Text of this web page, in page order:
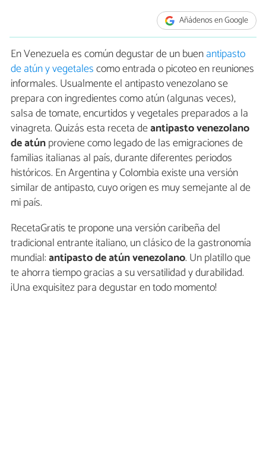
Añádenos en Google
En Venezuela es común degustar de un buenantipasto
de atún y vegetalescomo entrada o picoteo en reuniones
informales. Usualmente el antipasto venezolano se
prepara con ingredientes como atún (algunas veces),
salsa de tomate, encurtidos y vegetales preparados a la
vinagreta. Quizás esta receta deantipasto venezolano
de atúnproviene como legado de las emigraciones de
familias italianas al país, durante diferentes periodos
históricos. En Argentina y Colombia existe una versión
similar de antipasto, cuyo origen es muy semejante al de
mi país.
RecetaGratis te propone una versión caribeña del
tradicional entrante italiano, un clásico de la gastronomía
mundial:antipasto de atún venezolano. Un platillo que
te ahorra tiempo gracias a su versatilidad y durabilidad.
¡Una exquisitez para degustar en todo momento!